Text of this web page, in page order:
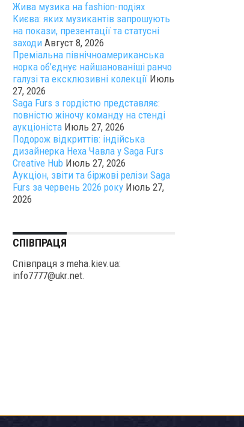
Жива музика на fashion-подіях
Києва: яких музикантів запрошують
на покази, презентації та статусні
заходи Август 8, 2026
Преміальна північноамериканська
норка об’єднує найшанованіші ранчо
галузі та ексклюзивні колекції Июль
27, 2026
Saga Furs з гордістю представляє:
повністю жіночу команду на стенді
аукціоніста Июль 27, 2026
Подорож відкриттів: індійська
дизайнерка Неха Чавла у Saga Furs
Creative Hub Июль 27, 2026
Аукціон, звіти та біржові релізи Saga
Furs за червень 2026 року Июль 27,
2026
СПІВПРАЦЯ
Співпраця з meha.kiev.ua:
info7777@ukr.net.